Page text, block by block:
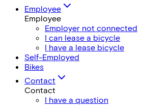
Employee
Employee
Employer not connected
I can lease a bicycle
I have a lease bicycle
Self-Employed
Bikes
Contact
Contact
I have a question